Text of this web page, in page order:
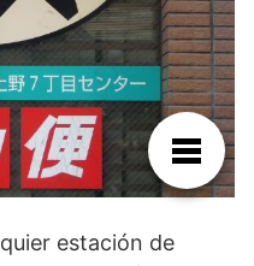
estación de